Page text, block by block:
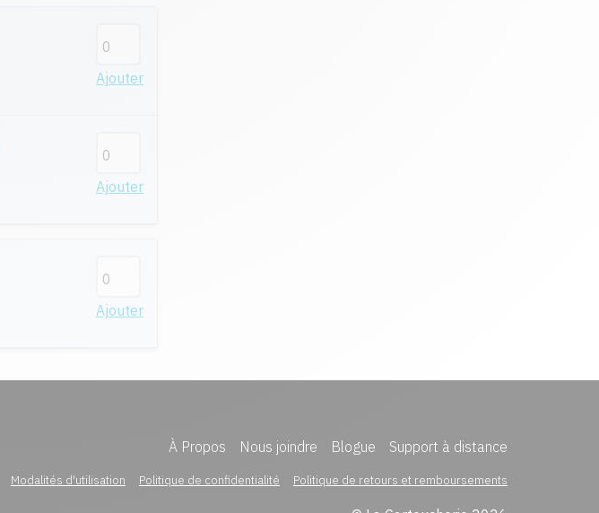
Ajouter
Ajouter
Ajouter
À Propos Nous joindre Blogue Support à distance
Modalités d'utilisation Politique de confidentialité Politique de retours et remboursements